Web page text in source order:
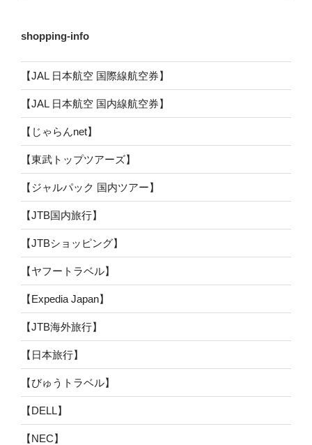
shopping-info
【JAL 日本航空 国際線航空券】
【JAL 日本航空 国内線航空券】
【じゃらんnet】
【東武トップツアーズ】
【ジャルパック 国内ツアー】
【JTB国内旅行】
【JTBショッピング】
【ヤフートラベル】
【Expedia Japan】
【JTB海外旅行】
【日本旅行】
【びゅうトラベル】
【DELL】
【NEC】